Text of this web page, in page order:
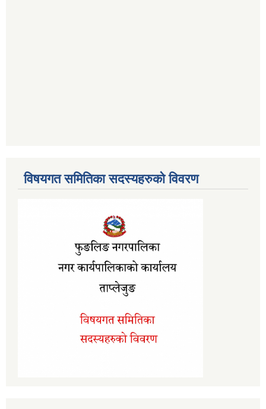
विषयगत समितिका सदस्यहरुको विवरण